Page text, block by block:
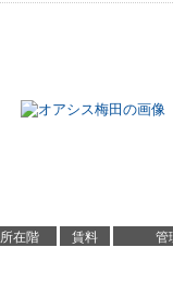
所在階 賃料 管